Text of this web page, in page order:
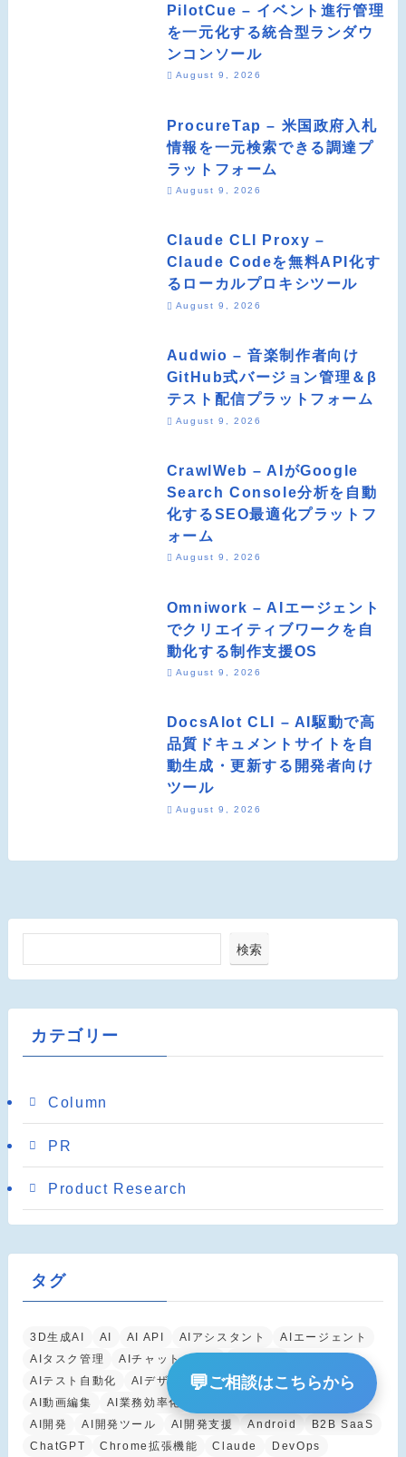
PilotCue – イベント進行管理
を一元化する統合型ランダウ
ンコンソール
August 9, 2026
ProcureTap – 米国政府入札
情報を一元検索できる調達プ
ラットフォーム
August 9, 2026
Claude CLI Proxy –
Claude Codeを無料API化す
るローカルプロキシツール
August 9, 2026
Audwio – 音楽制作者向け
GitHub式バージョン管理＆β
テスト配信プラットフォーム
August 9, 2026
CrawlWeb – AIがGoogle
Search Console分析を自動
化するSEO最適化プラットフ
ォーム
August 9, 2026
Omniwork – AIエージェント
でクリエイティブワークを自
動化する制作支援OS
August 9, 2026
DocsAlot CLI – AI駆動で高
品質ドキュメントサイトを自
動生成・更新する開発者向け
ツール
August 9, 2026
検索
カテゴリー
Column
PR
Product Research
タグ
3D生成AI AI AI API AIアシスタント
AIエージェント
AIタスク管理
AIチャットボット
AIテスト自動化
AIデザインツール
AIマーケティング
AI動画編集
AI業務効率化
AI開発
AI開発ツール AI開発支援 Android
B2B SaaS
ChatGPT
Chrome拡張機能 Claude DevOps
💬ご相談はこちらから